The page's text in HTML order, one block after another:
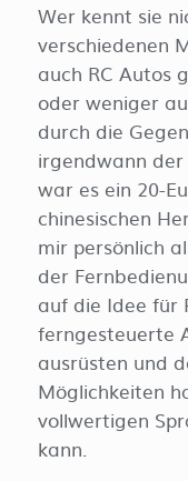
Wer kennt sie
verschiedenen
auch RC Autos
oder weniger
durch die
irgendwann der
war es ein 20-
chinesischen
mir persönlich
der
auf die Idee für
ferngesteuerte
ausrüsten und
Möglichkeiten
vollwertigen
kann.